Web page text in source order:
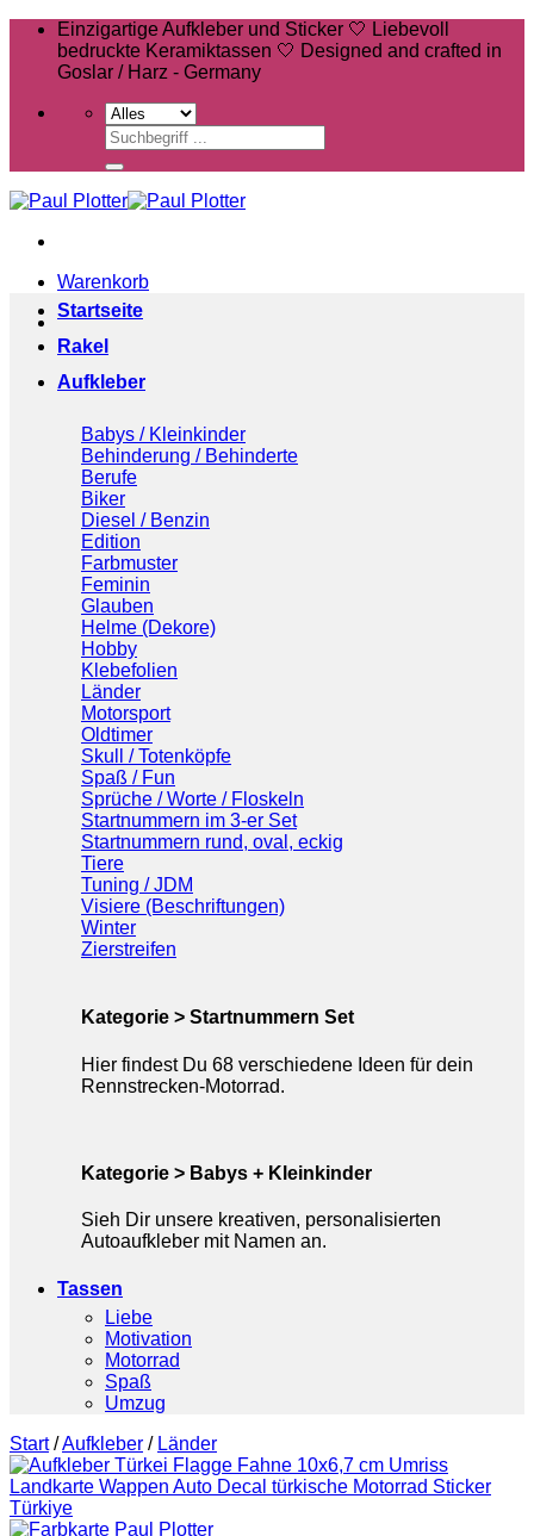
Zum
springen
Einzigartige Aufkleber und Sticker 🤍 Liebevoll
bedruckte Keramiktassen 🤍 Designed and crafted in
Goslar / Harz - Germany
Suchen
nach:
Warenkorb
Startseite
Rakel
Aufkleber
Babys / Kleinkinder
Behinderung / Behinderte
Berufe
Biker
Diesel / Benzin
Edition
Farbmuster
Feminin
Glauben
Helme (Dekore)
Hobby
Klebefolien
Länder
Motorsport
Oldtimer
Skull / Totenköpfe
Spaß / Fun
Sprüche / Worte / Floskeln
Startnummern im 3-er Set
Startnummern rund, oval, eckig
Tiere
Tuning / JDM
Visiere (Beschriftungen)
Winter
Zierstreifen
Kategorie > Startnummern Set
Hier findest Du 68 verschiedene Ideen für dein
Rennstrecken-Motorrad.
Kategorie > Babys + Kleinkinder
Sieh Dir unsere kreativen, personalisierten
Autoaufkleber mit Namen an.
Tassen
Liebe
Motivation
Motorrad
Spaß
Umzug
Start /Aufkleber / Länder